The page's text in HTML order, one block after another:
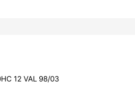
12 VAL 98/03